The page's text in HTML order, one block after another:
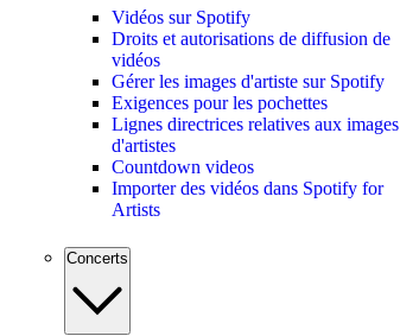
Vidéos sur Spotify
Droits et autorisations de diffusion de
vidéos
Gérer les images d'artiste sur Spotify
Exigences pour les pochettes
Lignes directrices relatives aux images
d'artistes
Countdown videos
Importer des vidéos dans Spotify for
Artists
Concerts